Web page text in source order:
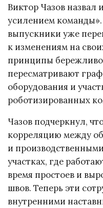
Виктор Чазов назвал
усилением
выпускники уже
к изменениям на
принципы
пересматривают
оборудования и
роботизированных
Чазов подчеркнул,
корреляцию между
и
участках, где
время простоев и
швов. Теперь эти
внутренними